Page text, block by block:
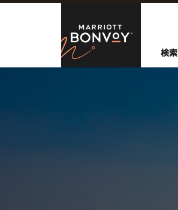
Skip to Content
検